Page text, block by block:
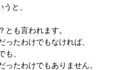
と、
とも言われます。
たわけでもなければ、
も、
ったわけでもありません。